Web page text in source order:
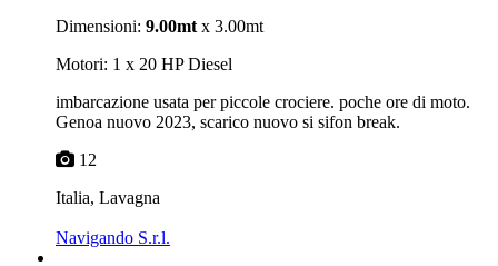
Dimensioni: 9.00mtx 3.00mt
Motori: 1 x 20 HP Diesel
imbarcazione usata per piccole crociere. poche ore di moto.
Genoa nuovo 2023, scarico nuovo si sifon break.
12
Italia, Lavagna
Navigando S.r.l.